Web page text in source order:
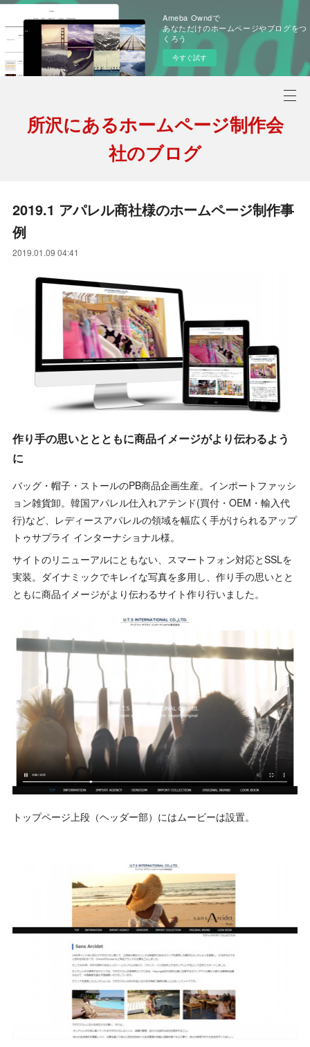
Ameba Owndで
あなただけのホームページやブログをつ
くろう
今すぐ試す
所沢にあるホームページ制作会
社のブログ
2019.1 アパレル商社様のホームページ制作事
例
2019.01.09 04:41
作り手の思いととともに商品イメージがより伝わるよう
に
バッグ・帽子・ストールのPB商品企画生産。インポートファッシ
ョン雑貨卸。韓国アパレル仕入れアテンド(買付・OEM・輸入代
行)など、レディースアパレルの領域を幅広く手がけられるアップ
トゥサプライ インターナショナル様。
サイトのリニューアルにともない、スマートフォン対応とSSLを
実装。ダイナミックでキレイな写真を多用し、作り手の思いとと
ともに商品イメージがより伝わるサイト作り行いました。
トップページ上段（ヘッダー部）にはムービーは設置。